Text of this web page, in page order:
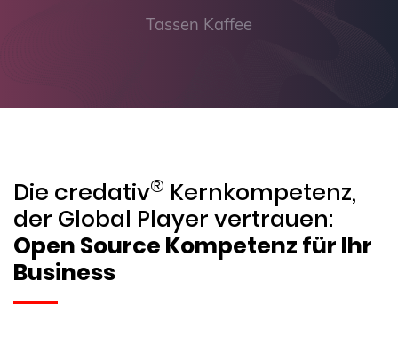
Tassen Kaffee
Die credativ® Kernkompetenz,
der Global Player vertrauen:
Open Source Kompetenz für Ihr
Business